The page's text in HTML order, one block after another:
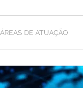
ÁREAS DE ATUAÇÃO